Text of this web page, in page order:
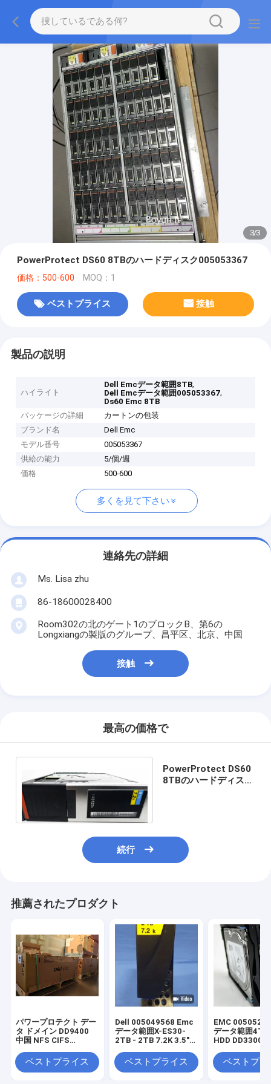
3/3
PowerProtect DS60 8TBのハードディスク005053367
価格：500-600 MOQ：1
ベストプライス 接触
製品の説明
ハイライト
Dell Emcデータ範囲8TB,
Dell Emcデータ範囲005053367,
Ds60 Emc 8TB
パッケージの詳細
カートンの包装
ブランド名
Dell Emc
モデル番号
005053367
供給の能力
5/個/週
価格
500-600
多くを見て下さい
連絡先の詳細
Ms. Lisa zhu
86-18600028400
Room302の北のゲート1のブロックB、第6の
Longxiangの製版のグループ、昌平区、北京、中国
接触
最高の価格で
PowerProtect DS60
8TBのハードディスク
続行
推薦されたプロダクト
パワープロテクト デー
タ ドメイン DD9400
中国 NFS CIFS
105*8T ストレージ
EMC
ベストプライス
Dell 005049568 Emc
データ範囲X-ES30-
2TB - 2TB 7.2K 3.5"
ベストプライス
EMC
データ範囲4TB
HDD DD3300
ベストプラ